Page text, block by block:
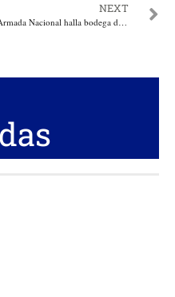
NEXT
Armada Nacional halla bodega de acopio de insumos usados para el procesamiento de cocaína en Córdoba